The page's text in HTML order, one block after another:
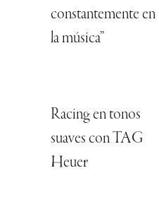
constantemente en
la música”
Racing en tonos
suaves con TAG
Heuer